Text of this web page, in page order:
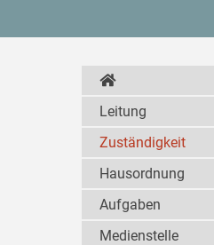
Leitung
Zuständigkeit
Hausordnung
Aufgaben
Medienstelle